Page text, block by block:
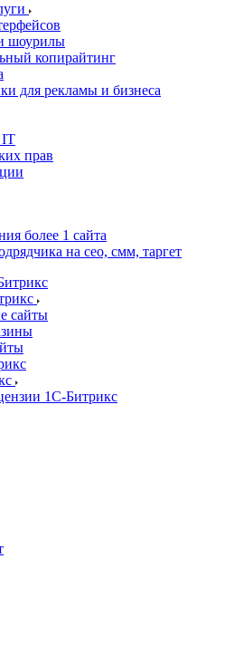
шоурилы
копирайтинг
для рекламы и бизнеса
IT
прав
более 1 сайта
на сео, смм, таргет
сайты
1С-Битрикс